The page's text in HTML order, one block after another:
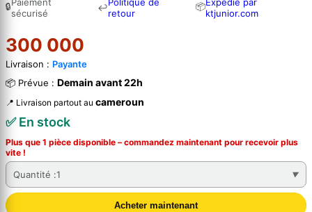
🔒Paiement
sécurisé
↩Politique de
retour
📦Expédié par
ktjunior.com
300 000
Livraison : Payante
📦 Prévue : Demain avant 22h
📍 Livraison partout au cameroun
✅ En stock
Plus que 1 pièce disponible – commandez maintenant pour recevoir plus
vite !
Quantité :1
Acheter maintenant